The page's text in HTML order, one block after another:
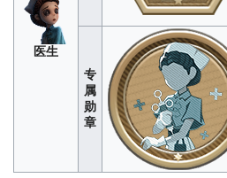
魔
祭
WIKI编辑组测试，单局上限为100<br>
数据仅供参考，如有错误欢迎改正
212
3180 6360 10600
缥缈香迹
：使用香水期间与监管者拉开
距离（米）
经WIKI编辑组测试，单局上
限为26<br>数据仅供参考，如有错误欢
迎改正
254 762 1524 2540
：使用套索累计位移（米）经
WIKI编辑组测试，单局上限为100<br>
医生
专
属
勋
章